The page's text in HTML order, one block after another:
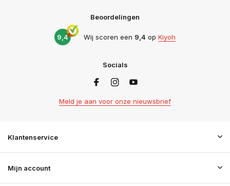
Beoordelingen
9,4 Wij scoren een 9,4 op Kiyoh
Socials
Meld je aan voor onze nieuwsbrief
Klantenservice
Mijn account